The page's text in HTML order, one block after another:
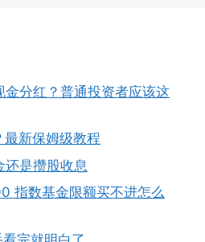
分红？普通投资者应该这
新保姆级教程
还是攒股收息
指数基金限额买不进怎么